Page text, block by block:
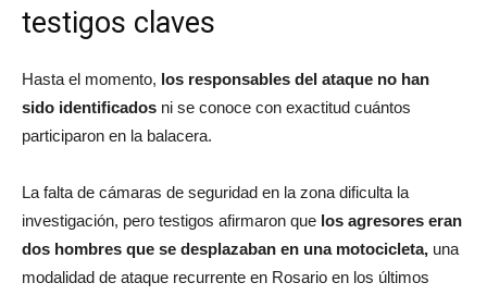
testigos claves
Hasta el momento, los responsables del ataque no han
sido identificados ni se conoce con exactitud cuántos
participaron en la balacera.
La falta de cámaras de seguridad en la zona dificulta la
investigación, pero testigos afirmaron que los agresores eran
dos hombres que se desplazaban en una motocicleta, una
modalidad de ataque recurrente en Rosario en los últimos